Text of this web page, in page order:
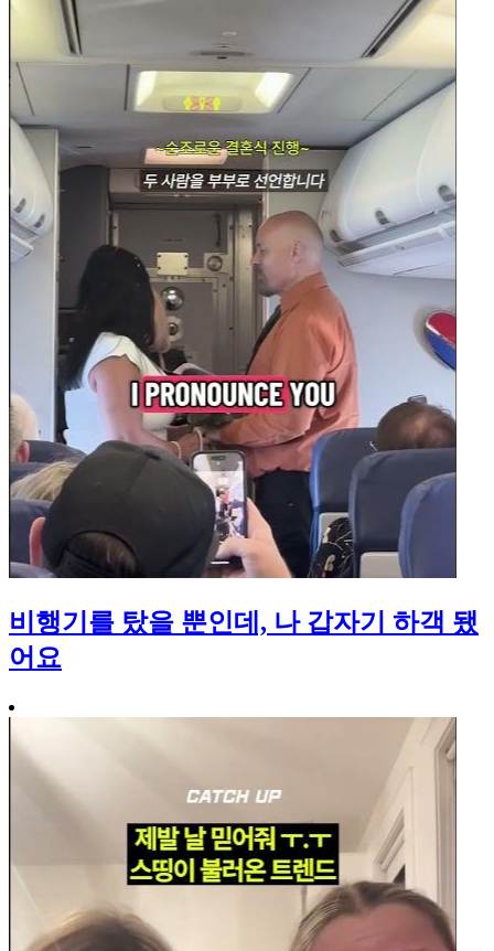
비행기를 탔을 뿐인데, 나 갑자기 하객 됐
어요